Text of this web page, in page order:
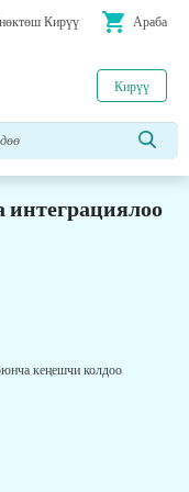
Кирүү shopping_cart Араба
Кирүү
кеңешчи колдоо